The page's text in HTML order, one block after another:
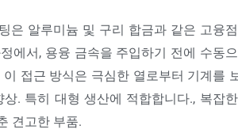
은 알루미늄 및 구리 합금과 같은 고융
에서, 용융 금속을 주입하기 전에 수동
접근 방식은 극심한 열로부터 기계를
. 특히 대형 생산에 적합합니다., 복잡
견고한 부품.